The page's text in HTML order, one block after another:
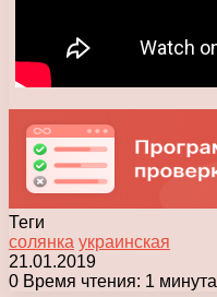
Теги
солянка украинская
21.01.2019
0 Время чтения: 1 минута